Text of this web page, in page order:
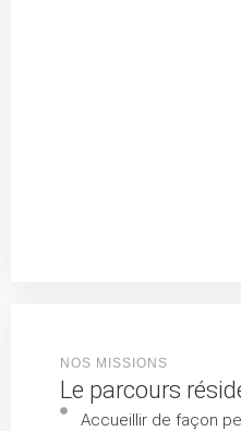
NOS MISSIONS
Le parcours
Accueillir de façon